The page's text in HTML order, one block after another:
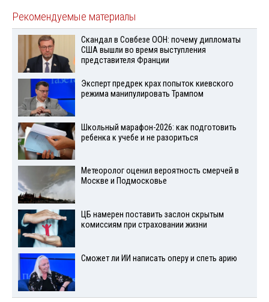
Рекомендуемые материалы
Скандал в Совбезе ООН: почему дипломаты
США вышли во время выступления
представителя Франции
Эксперт предрек крах попыток киевского
режима манипулировать Трампом
Школьный марафон-2026: как подготовить
ребенка к учебе и не разориться
Метеоролог оценил вероятность смерчей в
Москве и Подмосковье
ЦБ намерен поставить заслон скрытым
комиссиям при страховании жизни
Сможет ли ИИ написать оперу и спеть арию